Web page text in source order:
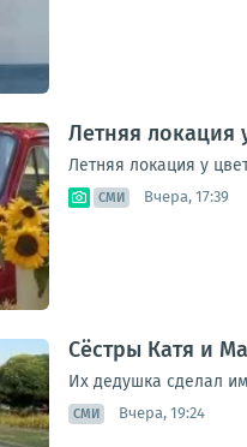
Летняя локация
Летняя локация у
СМИ Вчера, 17:39
Сёстры Катя и
Их дедушка сделал
СМИ Вчера, 19:24